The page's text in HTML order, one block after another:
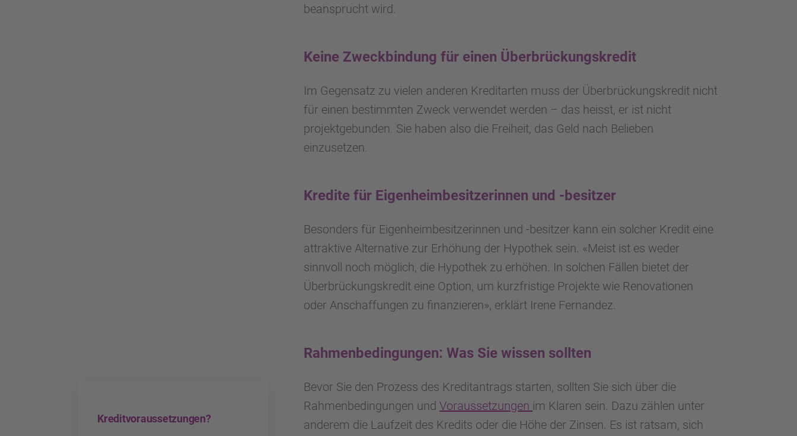
beansprucht wird.
Keine Zweckbindung für einen Überbrückungskredit
Im Gegensatz zu vielen anderen Kreditarten muss der Überbrückungskredit nicht
für einen bestimmten Zweck verwendet werden – das heisst, er ist nicht
projektgebunden. Sie haben also die Freiheit, das Geld nach Belieben
einzusetzen.
Kredite für Eigenheimbesitzerinnen und -besitzer
Besonders für Eigenheimbesitzerinnen und -besitzer kann ein solcher Kredit eine
attraktive Alternative zur Erhöhung der Hypothek sein. «Meist ist es weder
sinnvoll noch möglich, die Hypothek zu erhöhen. In solchen Fällen bietet der
Überbrückungskredit eine Option, um kurzfristige Projekte wie Renovationen
oder Anschaffungen zu finanzieren», erklärt Irene Fernandez.
Rahmenbedingungen: Was Sie wissen sollten
Kreditvoraussetzungen?
Bevor Sie den Prozess des Kreditantrags starten, sollten Sie sich über die
Rahmenbedingungen und Voraussetzungen im Klaren sein. Dazu zählen unter
anderem die Laufzeit des Kredits oder die Höhe der Zinsen. Es ist ratsam, sich